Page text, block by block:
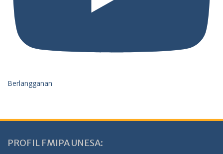
Berlangganan
PROFIL FMIPA UNESA: